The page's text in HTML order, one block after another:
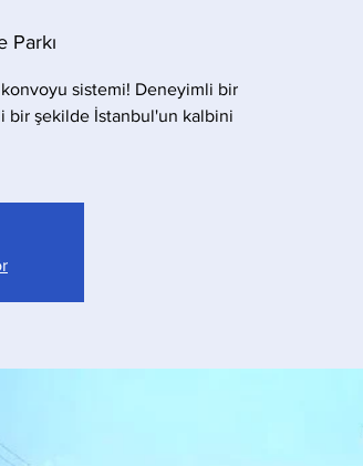
Parkı
sistemi! Deneyimli bir
bir şekilde İstanbul'un kalbini